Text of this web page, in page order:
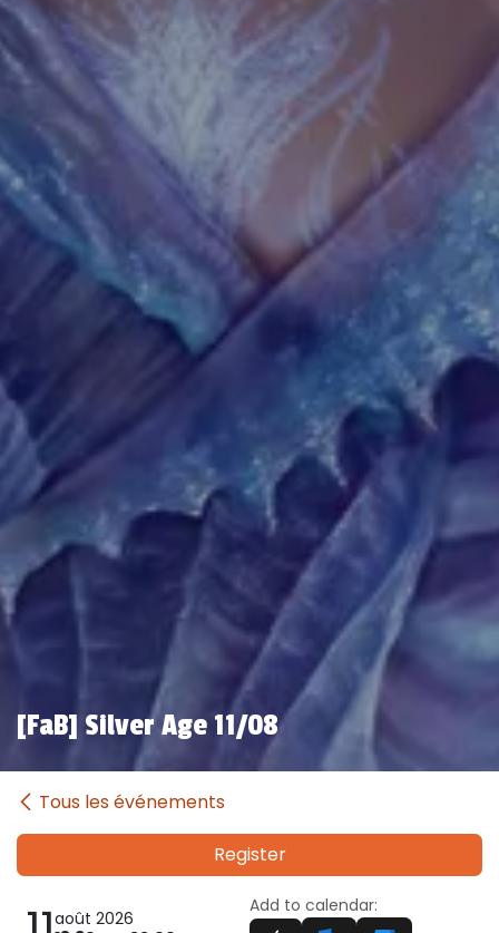
[FaB] Silver Age 11/08
Tous les événements
Register
août 2026
Add to calendar: